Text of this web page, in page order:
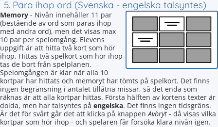
5. Para ihop ord (Svenska - engelska talsyntes)
Memory - Nivån innehåller 11 par
(bestående av ord som paras ihop
med andra ord), men det visas max
10 par per spelomgång. Elevens
uppgift är att hitta två kort som hör
ihop. Hittas två spelkort som hör ihop
tas de bort från spelplanen.
Spelomgången är klar när alla 10
kortpar har hittats och memoryt har tömts på spelkort. Det finns
ingen begränsning i antalet tillåtna missar, så det enda som
räknas är att alla kortpar hittas. Första hälften av kortens texter är
dolda, men har talsyntes på engelska. Det finns ingen tidsgräns.
Är det för svårt går det att klicka på knappenAvbryt - då visas vilka
kortpar som hör ihop - och spelaren får försöka klara nivån igen.